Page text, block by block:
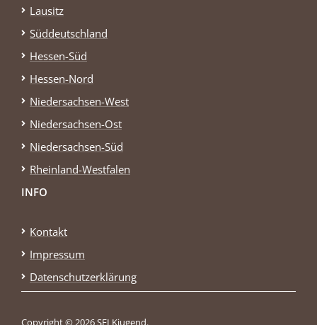
Lausitz
Süddeutschland
Hessen-Süd
Hessen-Nord
Niedersachsen-West
Niedersachsen-Ost
Niedersachsen-Süd
Rheinland-Westfalen
INFO
Kontakt
Impressum
Datenschutzerklärung
Copyright © 2026 SELKjugend.